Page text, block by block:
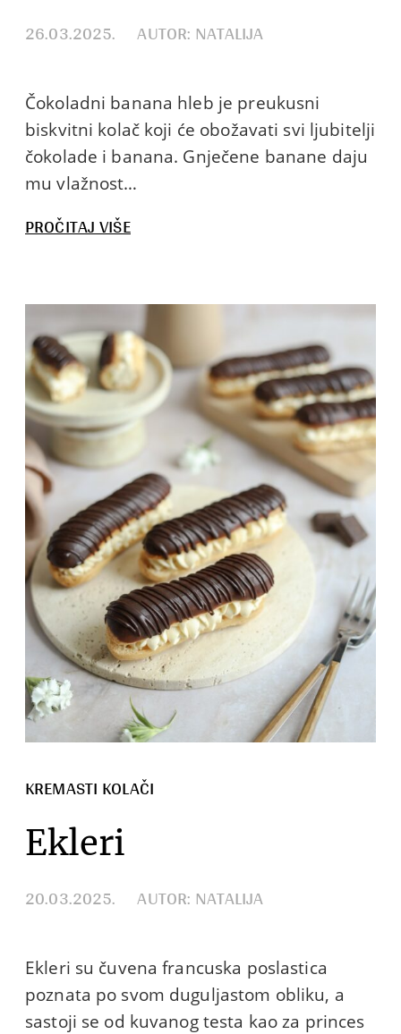
26.03.2025. AUTOR: NATALIJA
Čokoladni banana hleb je preukusni
biskvitni kolač koji će obožavati svi ljubitelji
čokolade i banana. Gnječene banane daju
mu vlažnost…
PROČITAJ VIŠE:
HLEB
KREMASTI KOLAČI
Ekleri
20.03.2025. AUTOR: NATALIJA
Ekleri su čuvena francuska poslastica
poznata po svom duguljastom obliku, a
sastoji se od kuvanog testa kao za princes